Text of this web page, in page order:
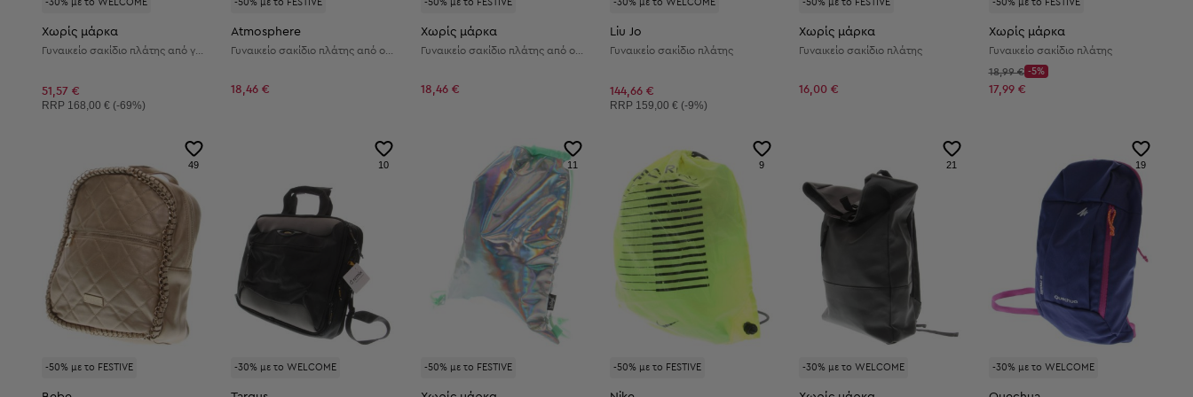
-30% με το WELCOME
Χωρίς μάρκα
51,57 €
Συνιστώμενη τιμή:
RRP 168,00 € (-69%)
-50% με το FESTIVE
Atmosphere
18,46 €
-50% με το FESTIVE
Χωρίς μάρκα
Γυναικείο σακίδιο πλάτης από οικολογικό δέρμα
18,46 €
-30% με το WELCOME
Liu Jo
Γυναικείο σακίδιο πλάτης
144,66 €
Συνιστώμενη τιμή:
RRP 159,00 € (-9%)
-50% με το FESTIVE
Χωρίς μάρκα
Γυναικείο σακίδιο πλάτης
16,00 €
-50% με το FESTIVE
Χωρίς μάρκα
Γυναικείο σακίδιο πλάτης
Αρχική τιμή:
18,99 €
Discount Price:
-5%
Μειωμένη τιμή:
17,99 €
-50% με το FESTIVE
49
-30% με το WELCOME
10
-50% με το FESTIVE
11
-50% με το FESTIVE
9
-30% με το WELCOME
21
-30% με το WELCOME
19